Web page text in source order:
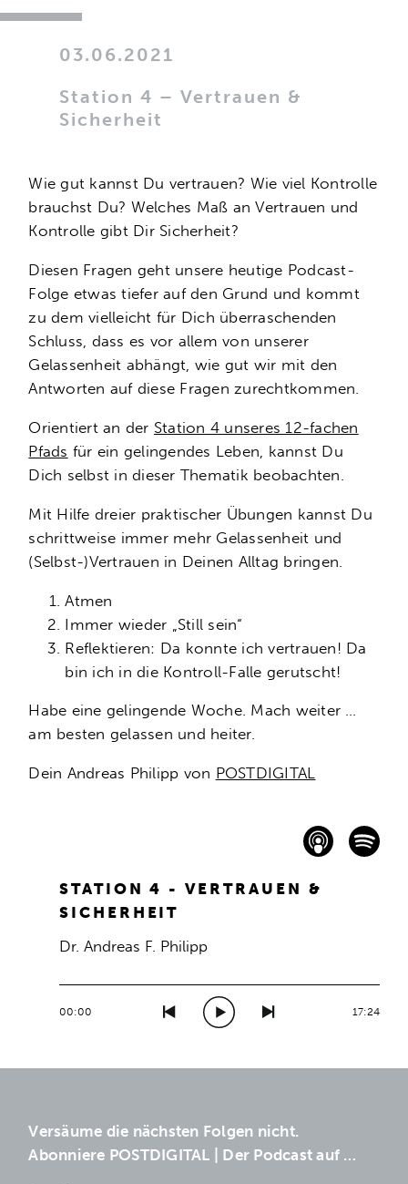
03.06.2021
Station 4 – Vertrauen &
Sicherheit
Wie gut kannst Du vertrauen? Wie viel Kontrolle
brauchst Du? Welches Maß an Vertrauen und
Kontrolle gibt Dir Sicherheit?
Diesen Fragen geht unsere heutige Podcast-
Folge etwas tiefer auf den Grund und kommt
zu dem vielleicht für Dich überraschenden
Schluss, dass es vor allem von unserer
Gelassenheit abhängt, wie gut wir mit den
Antworten auf diese Fragen zurechtkommen.
Orientiert an der Station 4 unseres 12-fachen
Pfads für ein gelingendes Leben, kannst Du
Dich selbst in dieser Thematik beobachten.
Mit Hilfe dreier praktischer Übungen kannst Du
schrittweise immer mehr Gelassenheit und
(Selbst-)Vertrauen in Deinen Alltag bringen.
Atmen
Immer wieder „Still sein“
Reflektieren: Da konnte ich vertrauen! Da
bin ich in die Kontroll-Falle gerutscht!
Habe eine gelingende Woche. Mach weiter …
am besten gelassen und heiter.
Dein Andreas Philipp von POSTDIGITAL
STATION 4 - VERTRAUEN &
SICHERHEIT
Dr. Andreas F. Philipp
00:00 17:24
Versäume die nächsten Folgen nicht.
Abonniere POSTDIGITAL | Der Podcast auf …